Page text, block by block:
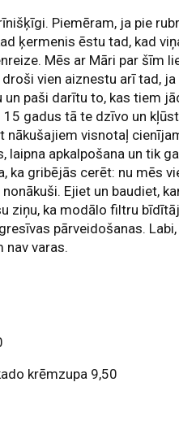
Piemēram, ja pie
ķermenis ēstu tad, kad
Mēs ar Māri par šīm
vien aiznestu arī tad,
un paši darītu to, kas tiem
15 gadus tā te dzīvo un
nākušajiem visnotaļ
laipna apkalpošana un tik
ka gribējās cerēt: nu mēs
Ejiet un baudiet,
ziņu, ka modālo filtru
pārveidošanas.
nav varas.
krēmzupa 9,50